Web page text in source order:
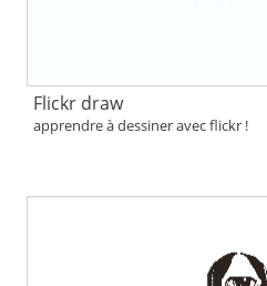
Flickr draw
apprendre à dessiner avec flickr !